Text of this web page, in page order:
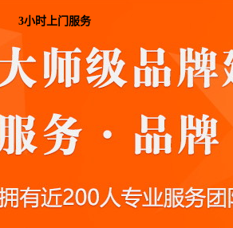
3小时上门服务